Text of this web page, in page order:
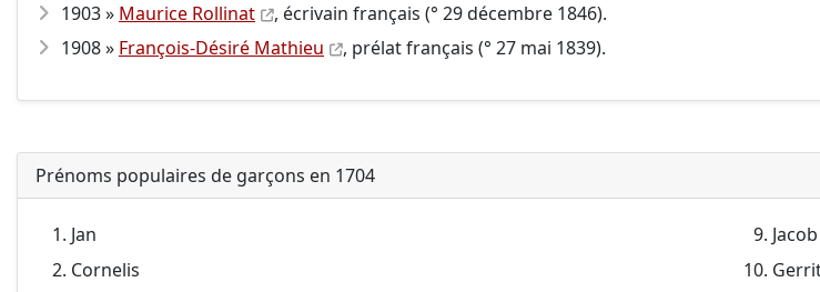
1903 » Maurice Rollinat
, écrivain français (° 29 décembre 1846).
1908 » François-Désiré Mathieu , prélat français (° 27 mai 1839).
Prénoms populaires de garçons en 1704
Jan
Cornelis
Jacob